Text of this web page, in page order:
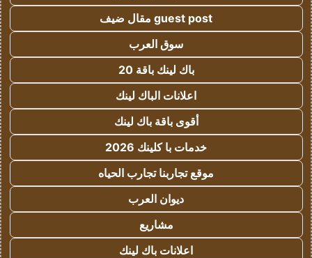
guest post مقال ضيف
سوق العرب
باك لينك باقة 20
اعلانات الباك لينك
أقوى باقة باك لينك
خدمات با كلينك 2026
موقع تجاربنا تجارب الحياه
ديوان العرب
مشاريع
اعلانات باك لينك